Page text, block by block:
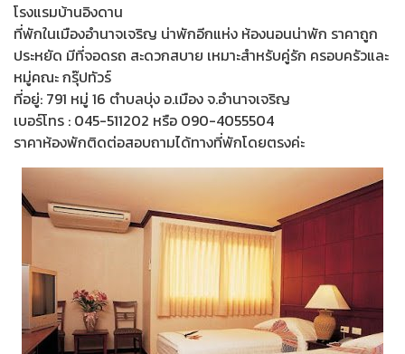
โรงแรมบ้านอิงดาน
ที่พักในเมืองอำนาจเจริญ น่าพักอีกแห่ง ห้องนอนน่าพัก ราคาถูก
ประหยัด มีที่จอดรถ สะดวกสบาย เหมาะสำหรับคู่รัก ครอบครัวและ
หมู่คณะ กรุ๊ปทัวร์
ที่อยู่: 791 หมู่ 16 ตำบลบุ่ง อ.เมือง จ.อำนาจเจริญ
เบอร์โทร : 045-511202 หรือ 090-4055504
ราคาห้องพักติดต่อสอบถามได้ทางที่พักโดยตรงค่ะ